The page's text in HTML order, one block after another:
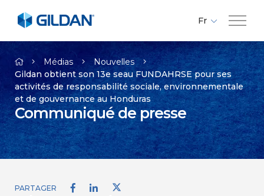
Compagnie
Marques
Investisseurs
Fr
En
Es
Médias
Nouvelles
Gildan obtient son 13e seau FUNDAHRSE pour ses
activités de responsabilité sociale, environnementale
et de gouvernance au Honduras
Communiqué de presse
PARTAGER